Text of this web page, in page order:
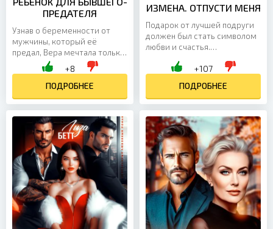
ПРЕДАТЕЛЯ
Узнав о беременности от
мужчины, который её
предал, Вера мечтала только
об одном — исчезнуть и
начать всё заново. Но у его
новой невесты и её...
+8
ПОДРОБНЕЕ
ИЗМЕНА. ОТПУСТИ МЕНЯ
Подарок от лучшей подруги
должен был стать символом
любви и счастья.
истории с любимым мужем
+107
ПОДРОБНЕЕ